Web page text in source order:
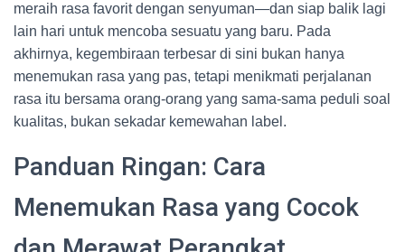
meraih rasa favorit dengan senyuman—dan siap balik lagi
lain hari untuk mencoba sesuatu yang baru. Pada
akhirnya, kegembiraan terbesar di sini bukan hanya
menemukan rasa yang pas, tetapi menikmati perjalanan
rasa itu bersama orang-orang yang sama-sama peduli soal
kualitas, bukan sekadar kemewahan label.
Panduan Ringan: Cara
Menemukan Rasa yang Cocok